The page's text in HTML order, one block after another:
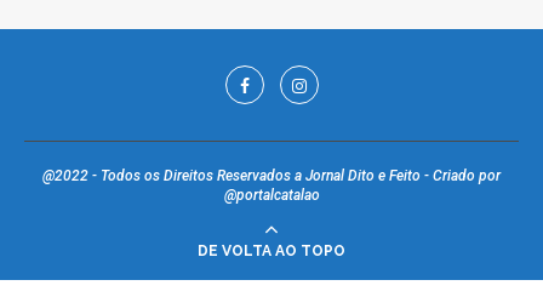
@2022 - Todos os Direitos Reservados a Jornal Dito e Feito - Criado por
@portalcatalao
DE VOLTA AO TOPO